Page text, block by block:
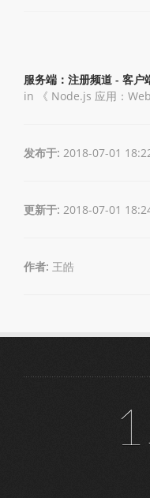
服务端：注册频道 - 客户
in 《 Node.js 应用：
发布于: 2018-07-01
更新于: 2018-07-01
作者: 王皓